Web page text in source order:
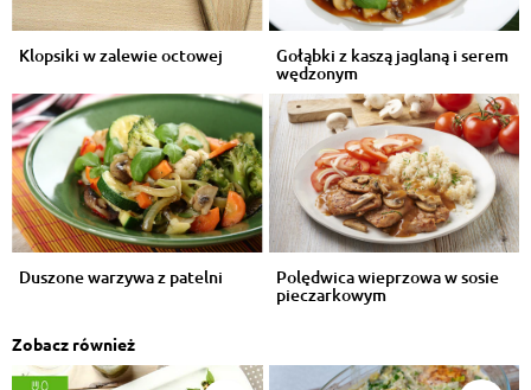
Klopsiki w zalewie octowej Gołąbki z kaszą jaglaną i serem
wędzonym
Duszone warzywa z patelni Polędwica wieprzowa w sosie
pieczarkowym
Zobacz również